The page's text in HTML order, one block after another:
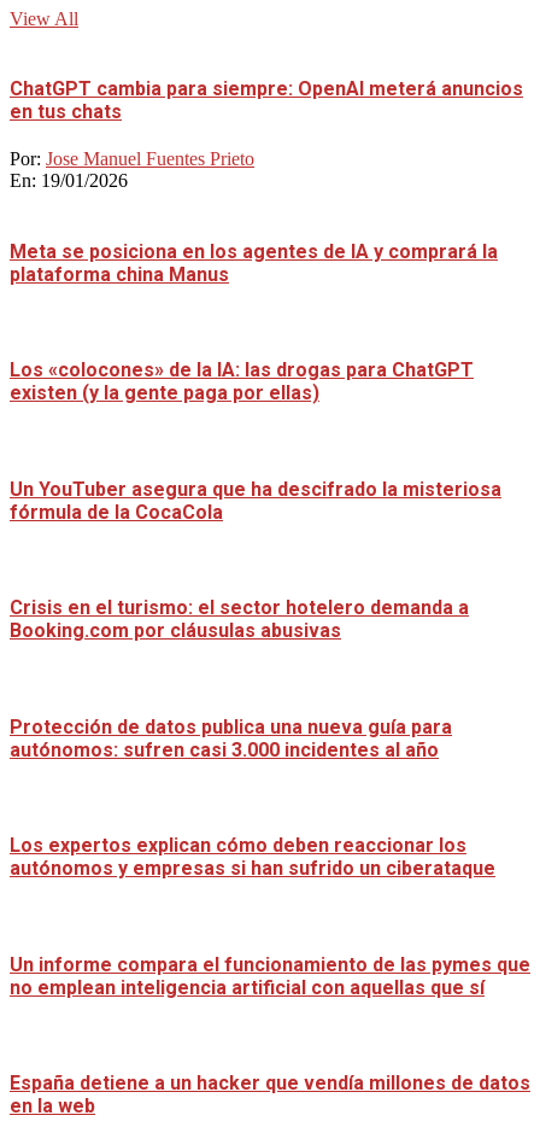
View All
ChatGPT cambia para siempre: OpenAI meterá anuncios
en tus chats
Por: Jose Manuel Fuentes Prieto
En: 19/01/2026
Meta se posiciona en los agentes de IA y comprará la
plataforma china Manus
Los «colocones» de la IA: las drogas para ChatGPT
existen (y la gente paga por ellas)
Un YouTuber asegura que ha descifrado la misteriosa
fórmula de la CocaCola
Crisis en el turismo: el sector hotelero demanda a
Booking.com por cláusulas abusivas
Protección de datos publica una nueva guía para
autónomos: sufren casi 3.000 incidentes al año
Los expertos explican cómo deben reaccionar los
autónomos y empresas si han sufrido un ciberataque
Un informe compara el funcionamiento de las pymes que
no emplean inteligencia artificial con aquellas que sí
España detiene a un hacker que vendía millones de datos
en la web